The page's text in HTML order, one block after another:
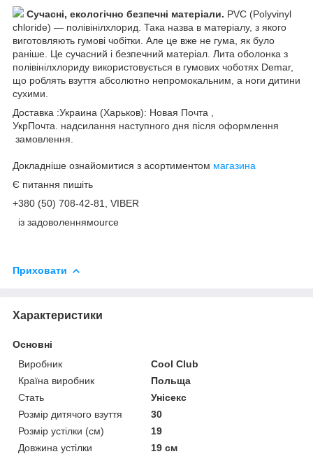
Сучасні, екологічно безпечні матеріали. PVC (Polyvinyl
chloride) — полівінілхлорид. Така назва в матеріалу, з якого
виготовляють гумові чобітки. Але це вже не гума, як було
раніше. Це сучасний і безпечний матеріал. Лита оболонка з
полівінілхлориду використовується в гумових чоботях Demar,
що роблять взуття абсолютно непромокальним, а ноги дитини
сухими.
Доставка :Украина (Харьков): Новая Почта ,
УкрПочта. надсилання наступного дня після оформлення
замовлення.
Докладніше ознайомитися з асортиментом магазина
Є питання пишіть
+380 (50) 708-42-81
VIBER
із задоволеннямource
Приховати
Характеристики
Основні
Виробник
Cool Club
Країна виробник
Польща
Стать
Унісекс
Розмір дитячого взуття
30
Розмір устілки (см)
19
Довжина устілки
19 см